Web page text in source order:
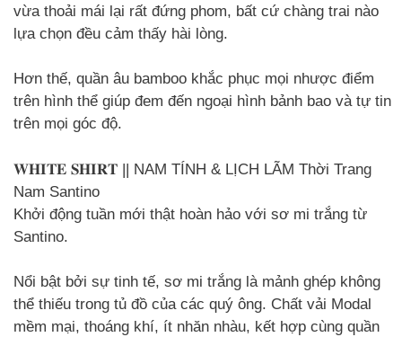
vừa thoải mái lại rất đứng phom, bất cứ chàng trai nào
lựa chọn đều cảm thấy hài lòng.
Hơn thế, quần âu bamboo khắc phục mọi nhược điểm
trên hình thể giúp đem đến ngoại hình bảnh bao và tự tin
trên mọi góc độ.
𝐖𝐇𝐈𝐓𝐄 𝐒𝐇𝐈𝐑𝐓 || NAM TÍNH & LỊCH LÃM Thời Trang
Nam Santino
Khởi động tuần mới thật hoàn hảo với sơ mi trắng từ
Santino.
Nổi bật bởi sự tinh tế, sơ mi trắng là mảnh ghép không
thể thiếu trong tủ đồ của các quý ông. Chất vải Modal
mềm mại, thoáng khí, ít nhăn nhàu, kết hợp cùng quần